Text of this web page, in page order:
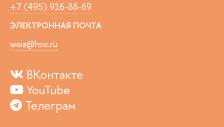
+7 (495) 916-88-69
ЭЛЕКТРОННАЯ ПОЧТА
weia@hse.ru
ВКонтакте
YouTube
Телеграм